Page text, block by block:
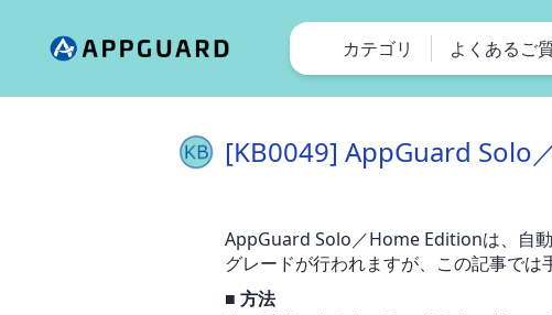
カテゴリ よくあるご
[KB0049] AppGuard Solo
AppGuard Solo／Home Editionは、自
グレードが行われますが、この記事で
■ 方法